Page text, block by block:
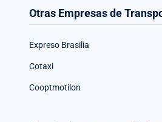
Otras Empresas de
Expreso Brasilia
Cotaxi
Cooptmotilon